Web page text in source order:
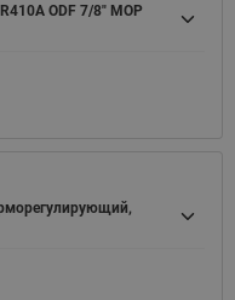
ODF 7/8" MOP